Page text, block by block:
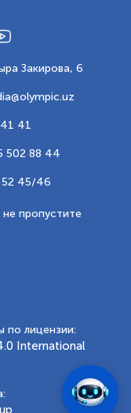
Закирова, 6
41
502 88 44
52 45/46
пропустите
по лицензии:
International